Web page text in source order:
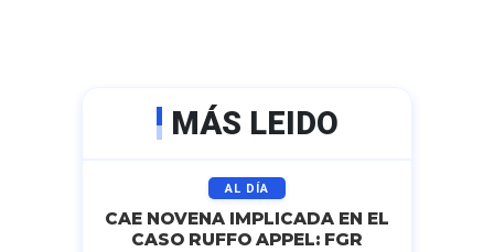
MÁS LEIDO
AL DÍA
CAE NOVENA IMPLICADA EN EL
CASO RUFFO APPEL: FGR